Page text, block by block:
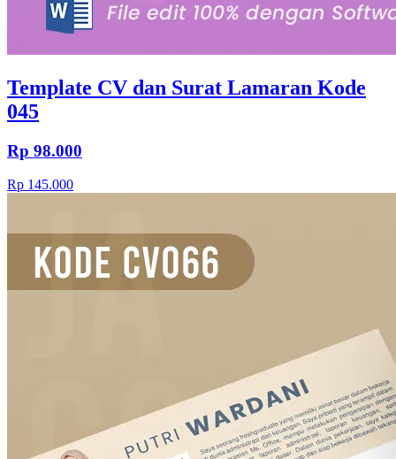
Template CV dan Surat Lamaran Kode
045
Rp 98.000
Rp 145.000